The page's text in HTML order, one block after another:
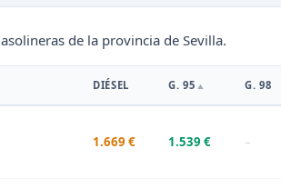
de la provincia de Sevilla.
DIÉSEL G. 95 G. 98
1.669 € 1.539 € –